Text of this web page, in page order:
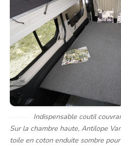
Indispensable coutil
Sur la chambre haute, Antilope
toile en coton enduite sombre